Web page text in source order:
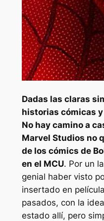
Dadas las claras
historias cómicas
No hay camino a
Marvel Studios no
de los cómics de
en el MCU. Por un
genial haber visto
insertado en
pasados, con la
estado allí, pero